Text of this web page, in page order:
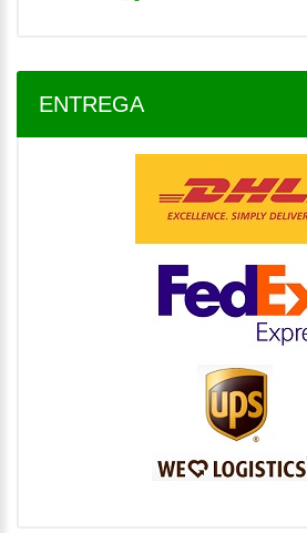
ENTREGA